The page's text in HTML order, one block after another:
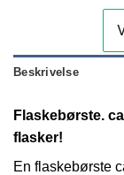
Beskrivelse
Flaskebørste.
flasker!
En flaskebørste